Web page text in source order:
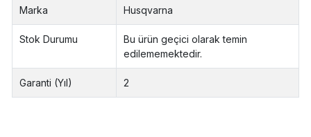
Marka Husqvarna
Stok Durumu
Bu ürün geçici olarak temin
edilememektedir.
Garanti (Yıl) 2